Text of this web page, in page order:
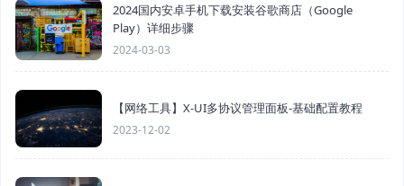
2024国内安卓手机下载安装谷歌商店（Google
Play）详细步骤
2024-03-03
【网络工具】X-UI多协议管理面板-基础配置教程
2023-12-02